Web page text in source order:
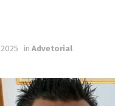
2025 in Advetorial